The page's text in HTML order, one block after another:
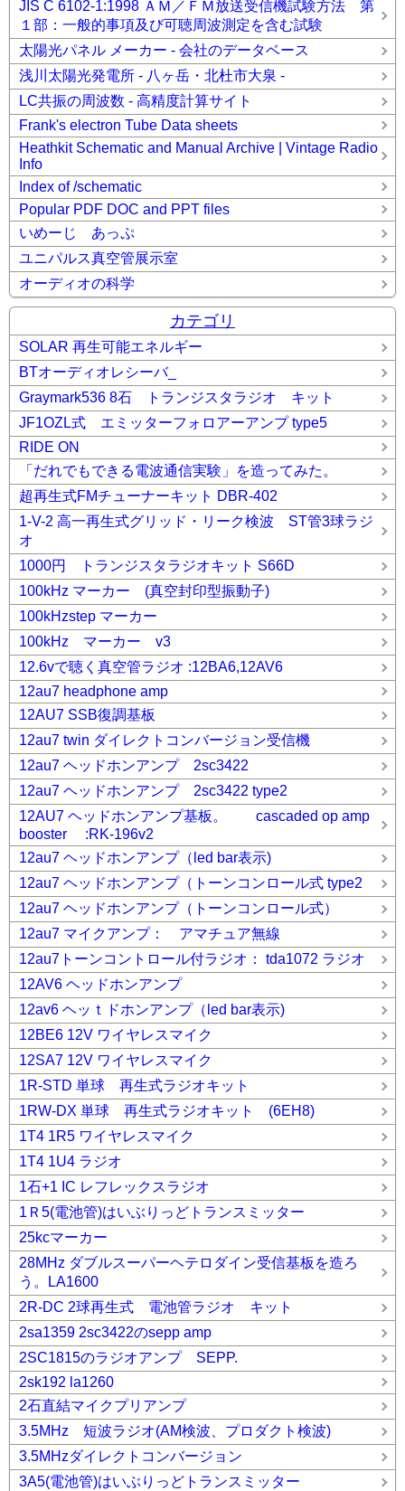
JIS C 6102-1:1998 ＡＭ／ＦＭ放送受信機試験方法 第
１部：一般的事項及び可聴周波測定を含む試験
太陽光パネル メーカー - 会社のデータベース
浅川太陽光発電所 - 八ヶ岳・北杜市大泉 -
LC共振の周波数 - 高精度計算サイト
Frank's electron Tube Data sheets
Heathkit Schematic and Manual Archive | Vintage Radio
Info
Index of /schematic
Popular PDF DOC and PPT files
いめーじ あっぷ
ユニパルス真空管展示室
オーディオの科学
カテゴリ
SOLAR 再生可能エネルギー
BTオーディオレシーバ_
Graymark536 8石 トランジスタラジオ キット
JF1OZL式 エミッターフォロアーアンプ type5
RIDE ON
「だれでもできる電波通信実験」を造ってみた。
超再生式FMチューナーキット DBR-402
1-V-2 高一再生式グリッド・リーク検波 ST管3球ラジ
オ
1000円 トランジスタラジオキット S66D
100kHz マーカー (真空封印型振動子)
100kHzstep マーカー
100kHz マーカー v3
12.6vで聴く真空管ラジオ :12BA6,12AV6
12au7 headphone amp
12AU7 SSB復調基板
12au7 twin ダイレクトコンバージョン受信機
12au7 ヘッドホンアンプ 2sc3422
12au7 ヘッドホンアンプ 2sc3422 type2
12AU7 ヘッドホンアンプ基板。 cascaded op amp
booster :RK-196v2
12au7 ヘッドホンアンプ（led bar表示)
12au7 ヘッドホンアンプ（トーンコンロール式 type2
12au7 ヘッドホンアンプ（トーンコンロール式）
12au7 マイクアンプ： アマチュア無線
12au7トーンコントロール付ラジオ： tda1072 ラジオ
12AV6 ヘッドホンアンプ
12av6 ヘッｔドホンアンプ（led bar表示)
12BE6 12V ワイヤレスマイク
12SA7 12V ワイヤレスマイク
1R-STD 単球 再生式ラジオキット
1RW-DX 単球 再生式ラジオキット (6EH8)
1T4 1R5 ワイヤレスマイク
1T4 1U4 ラジオ
1石+1 IC レフレックスラジオ
1Ｒ5(電池管)はいぶりっどトランスミッター
25kcマーカー
28MHz ダブルスーパーヘテロダイン受信基板を造ろ
う。LA1600
2R-DC 2球再生式 電池管ラジオ キット
2sa1359 2sc3422のsepp amp
2SC1815のラジオアンプ SEPP.
2sk192 la1260
2石直結マイクプリアンプ
3.5MHz 短波ラジオ(AM検波、プロダクト検波)
3.5MHzダイレクトコンバージョン
3A5(電池管)はいぶりっどトランスミッター